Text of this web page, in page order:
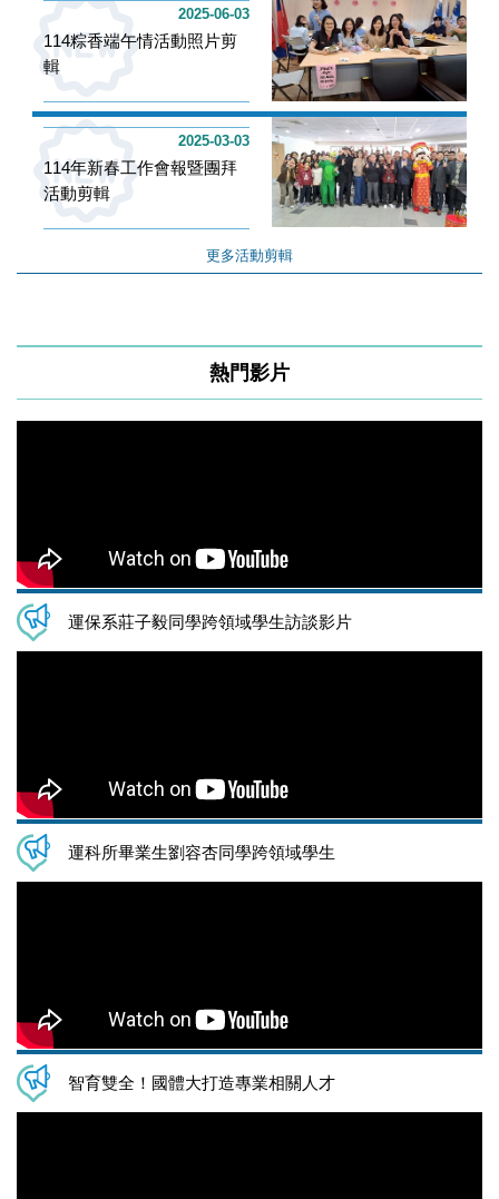
2025-06-03
114粽香端午情活動照片剪
輯
2025-03-03
114年新春工作會報暨團拜
活動剪輯
更多活動剪輯
熱門影片
運保系莊子毅同學跨領域學生訪談影片
運科所畢業生劉容杏同學跨領域學生
智育雙全！國體大打造專業相關人才